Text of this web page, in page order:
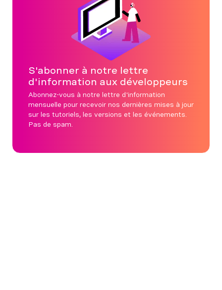
S'abonner à notre lettre
d'information aux développeurs
Abonnez-vous à notre lettre d'information
mensuelle pour recevoir nos dernières mises à jour
sur les tutoriels, les versions et les événements.
Pas de spam.